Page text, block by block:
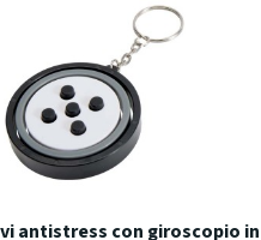
antistress con giroscopio in